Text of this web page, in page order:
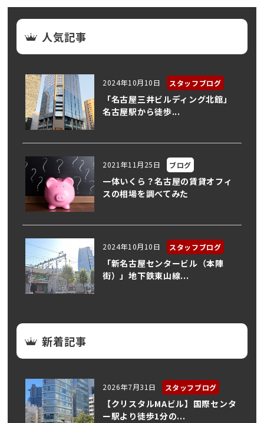
人気記事
2024年10月10日 スタッフブログ
「名古屋三井ビルディング北館」
名古屋駅から徒歩...
2021年11月25日 ブログ
一体いくら？名古屋の賃貸オフィ
スの相場を調べてみた
2024年10月10日 スタッフブログ
「新名古屋センタービル（本陣
街）」地下鉄東山線...
新着記事
2026年7月31日 スタッフブログ
【クリスタルMAビル】国際センタ
ー駅より徒歩1分の...